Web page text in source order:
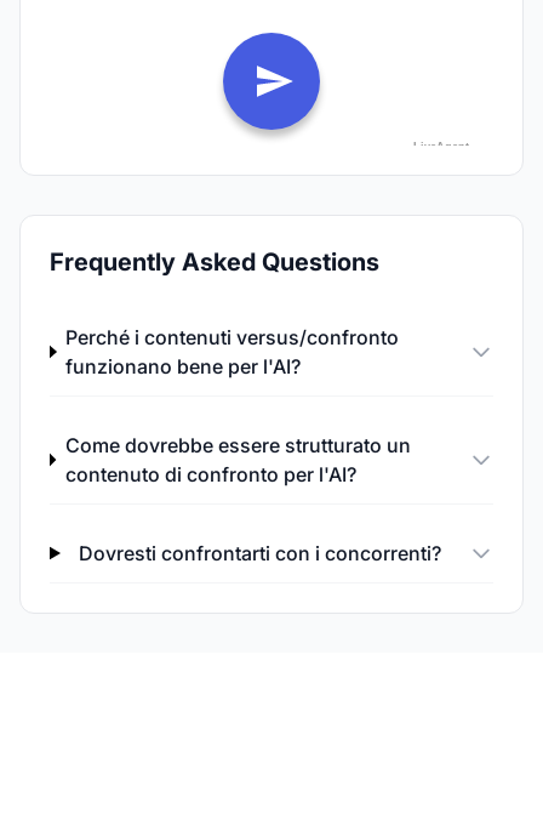
Frequently Asked Questions
Perché i contenuti versus/confronto
funzionano bene per l'AI?
Come dovrebbe essere strutturato un
contenuto di confronto per l'AI?
Dovresti confrontarti con i concorrenti?